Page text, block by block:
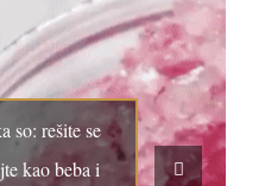
so: rešite se
kao beba i